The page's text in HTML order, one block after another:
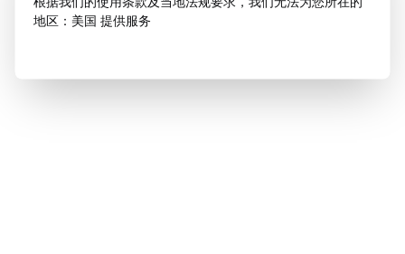
地区：美国 提供服务